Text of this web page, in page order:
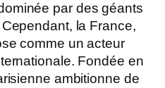
par des géants
la France,
comme un acteur
Fondée en
ambitionne de